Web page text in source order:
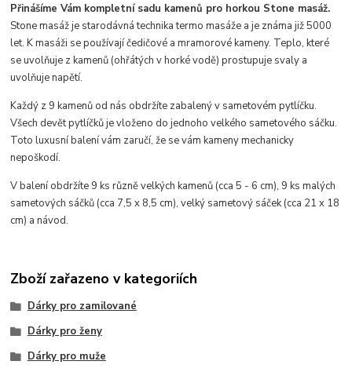
Přinášíme Vám kompletní sadu kamenů pro horkou Stone masáž.
Stone masáž je starodávná technika termo masáže a je známa již 5000
let. K masáži se používají čedičové a mramorové kameny. Teplo, které
se uvolňuje z kamenů (ohřátých v horké vodě) prostupuje svaly a
uvolňuje napětí.
Každý z 9 kamenů od nás obdržíte zabalený v sametovém pytlíčku.
Všech devět pytlíčků je vloženo do jednoho velkého sametového sáčku.
Toto luxusní balení vám zaručí, že se vám kameny mechanicky
nepoškodí.
V balení obdržíte 9 ks různě velkých kamenů (cca 5 - 6 cm), 9 ks malých
sametových sáčků (cca 7,5 x 8,5 cm), velký sametový sáček (cca 21 x 18
cm) a návod.
Zboží zařazeno v kategoriích
Dárky pro zamilované
Dárky pro ženy
Dárky pro muže